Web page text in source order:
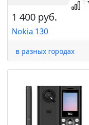
1 400 руб.
Nokia 130
в разных городах